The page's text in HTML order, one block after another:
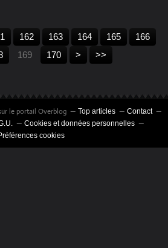
162 163 164 165
166
169 170 180
190
200
> >>
le portail Overblog Top articles
Contact
Cookies et données personnelles
cookies